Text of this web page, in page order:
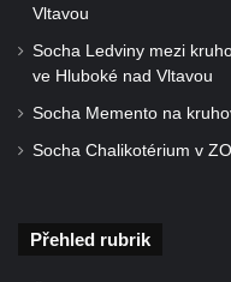
Vltavou
Socha Ledviny mezi
ve Hluboké nad Vltavou
Socha Memento na
Socha Chalikotérium v
Přehled rubrik